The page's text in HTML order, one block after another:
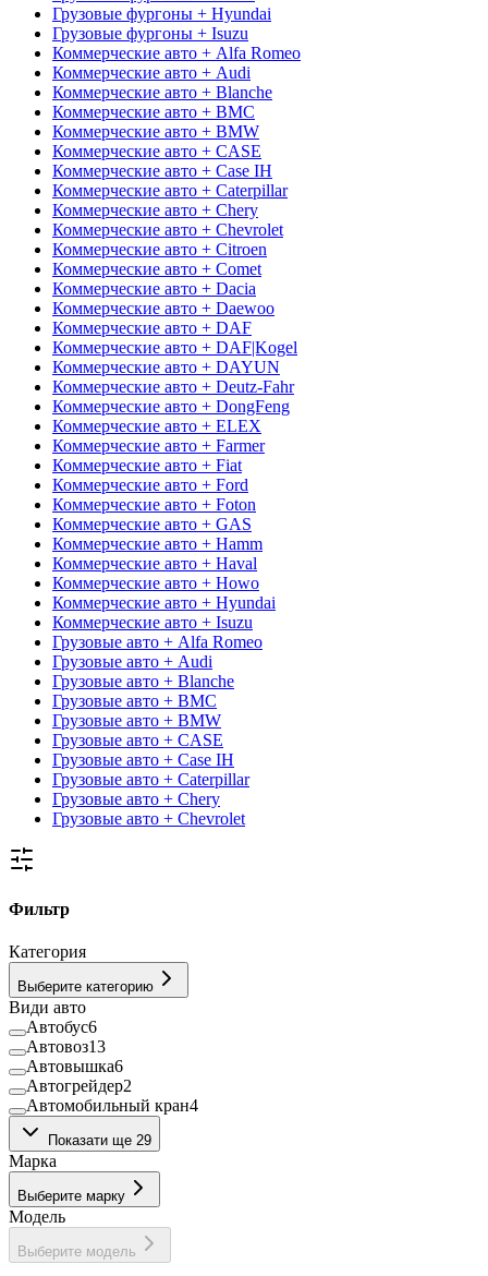
Грузовые фургоны + Hyundai
Грузовые фургоны + Isuzu
Коммерческие авто + Alfa Romeo
Коммерческие авто + Audi
Коммерческие авто + Blanche
Коммерческие авто + BMC
Коммерческие авто + BMW
Коммерческие авто + CASE
Коммерческие авто + Case IH
Коммерческие авто + Caterpillar
Коммерческие авто + Chery
Коммерческие авто + Chevrolet
Коммерческие авто + Citroen
Коммерческие авто + Comet
Коммерческие авто + Dacia
Коммерческие авто + Daewoo
Коммерческие авто + DAF
Коммерческие авто + DAF|Kogel
Коммерческие авто + DAYUN
Коммерческие авто + Deutz-Fahr
Коммерческие авто + DongFeng
Коммерческие авто + ELEX
Коммерческие авто + Farmer
Коммерческие авто + Fiat
Коммерческие авто + Ford
Коммерческие авто + Foton
Коммерческие авто + GAS
Коммерческие авто + Hamm
Коммерческие авто + Haval
Коммерческие авто + Howo
Коммерческие авто + Hyundai
Коммерческие авто + Isuzu
Грузовые авто + Alfa Romeo
Грузовые авто + Audi
Грузовые авто + Blanche
Грузовые авто + BMC
Грузовые авто + BMW
Грузовые авто + CASE
Грузовые авто + Case IH
Грузовые авто + Caterpillar
Грузовые авто + Chery
Грузовые авто + Chevrolet
Фильтр
Категория
Выберите категорию
Види авто
Автобус6
Автовоз13
Автовышка6
Автогрейдер2
Автомобильный кран4
Автоцистерна
Асенізатор 1
Бетоносмеситель
Вантажопасажирський фургон
Вилочный погрузчик
Внедорожник54
Грузовой фургон
Гусеничный трактор
Показати ще 29
Марка
Выберите марку
Модель
Выберите модель